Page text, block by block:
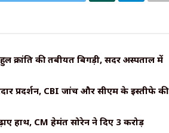
क्रांति की तबीयत बिगड़ी, सदर अस्पताल में
प्रदर्शन, CBI जांच और सीएम के इस्तीफे की
हाथ, CM हेमंत सोरेन ने दिए ₹3 करोड़